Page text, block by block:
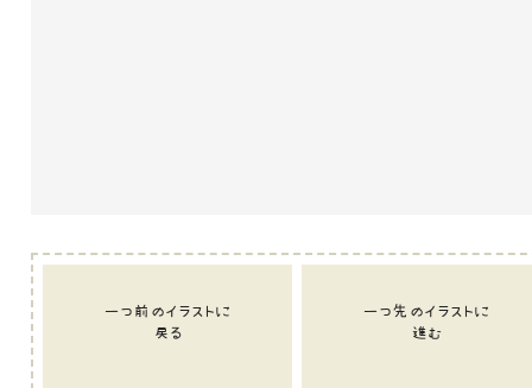
一つ前のイラストに
戻る
一つ先のイラストに
進む